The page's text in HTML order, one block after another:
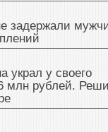
задержали
украл у своего
млн рублей.